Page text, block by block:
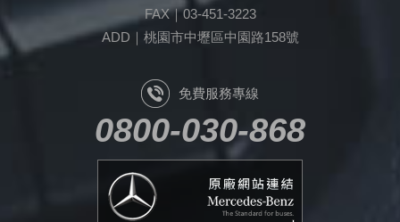
FAX｜03-451-3223
ADD｜桃園市中壢區中園路158號
免費服務專線
0800-030-868